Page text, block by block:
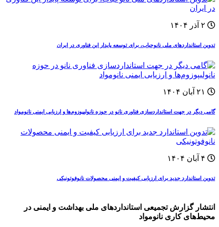
تدوین استانداردهای ملی نانوحباب، برای توسعه پایدار این فناوری‌ در ایران
گامی دیگر در جهت استانداردسازی فناوری نانو در حوزه نانولیپوزوم‌ها و ارزیابی ایمنی نانومواد
تدوین استاندارد جدید برای ارزیابی کیفیت و ایمنی محصولات نانوفوتونیکی
انتشار گزارش تجمیعی استانداردهای ملی بهداشت و ایمنی در
محیط‌های کاری نانومواد